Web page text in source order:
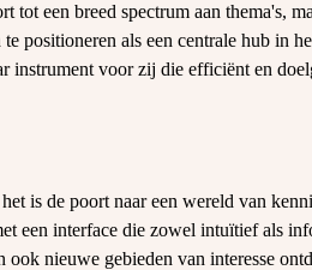
tot een breed spectrum aan thema's,
positioneren als een centrale hub in
instrument voor zij die efficiënt en
is de poort naar een wereld van
een interface die zowel intuïtief als
ook nieuwe gebieden van interesse